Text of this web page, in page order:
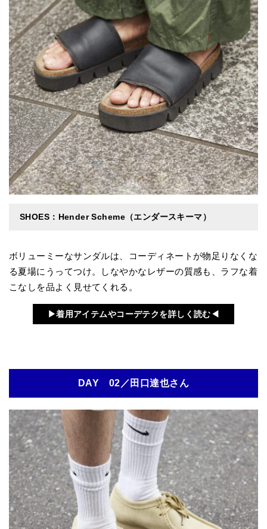
SHOES：Hender Scheme（エンダースキーマ）
ボリューミーなサンダルは、コーディネートが物足りなくな
る夏場にうってつけ。しなやかなレザーの質感も、ラフな着
こなしを品よく見せてくれる。
▶︎着用アイテムやコーデテクを詳しく読む◀︎
DAY 02／田口達也さん